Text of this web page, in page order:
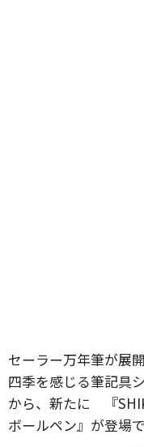
セーラー万年筆が展
四季を感じる筆記具
から、新たに 『
ボールペン』が登場で